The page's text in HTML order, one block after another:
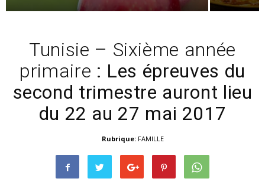
Tunisie – Sixième année
primaire : Les épreuves du
second trimestre auront lieu
du 22 au 27 mai 2017
Rubrique: FAMILLE